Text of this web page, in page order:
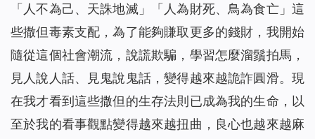
「人不為己、天誅地滅」「人為財死、鳥為食亡」這
些撒但毒素支配，為了能夠賺取更多的錢財，我開始
隨從這個社會潮流，說謊欺騙，學習怎麼溜鬚拍馬，
見人說人話、見鬼說鬼話，變得越來越詭詐圓滑。現
在我才看到這些撒但的生存法則已成為我的生命，以
至於我的看事觀點變得越來越扭曲，良心也越來越麻